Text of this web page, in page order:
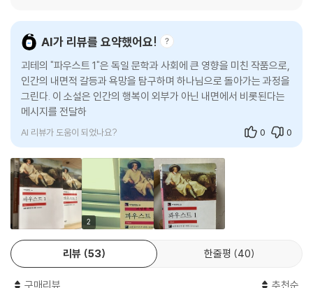
AI가 리뷰를 요약했어요!
괴테의 "파우스트 1"은 독일 문학과 사회에 큰 영향을 미친 작품으로,
인간의 내면적 갈등과 욕망을 탐구하며 하나님으로 돌아가는 과정을
그린다. 이 소설은 인간의 행복이 외부가 아닌 내면에서 비롯된다는
메시지를 전달하며, 괴테의 철학적 사유를 깊이 있게 담고 있다. 파우
AI 리뷰가 도움이 되었나요? 0 0
2
리뷰 53 한줄평 40
구매리뷰 추천순